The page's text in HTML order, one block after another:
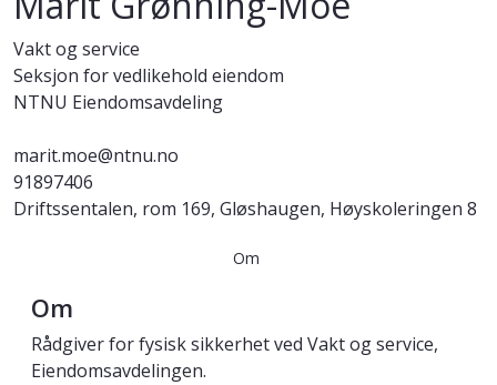
Vakt og service
Seksjon for vedlikehold eiendom
NTNU Eiendomsavdeling
marit.moe@ntnu.no
91897406
Driftssentalen, rom 169, Gløshaugen, Høyskoleringen 8
Om
Om
Rådgiver for fysisk sikkerhet ved Vakt og service,
Eiendomsavdelingen.